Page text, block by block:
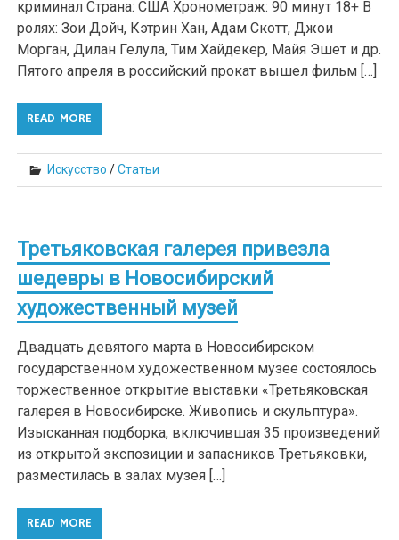
криминал Страна: США Хронометраж: 90 минут 18+ В
ролях: Зои Дойч, Кэтрин Хан, Адам Скотт, Джои
Морган, Дилан Гелула, Тим Хайдекер, Майя Эшет и др.
Пятого апреля в российский прокат вышел фильм […]
READ MORE
Искусство /Статьи
Третьяковская галерея привезла
шедевры в Новосибирский
художественный музей
Двадцать девятого марта в Новосибирском
государственном художественном музее состоялось
торжественное открытие выставки «Третьяковская
галерея в Новосибирске. Живопись и скульптура».
Изысканная подборка, включившая 35 произведений
из открытой экспозиции и запасников Третьяковки,
разместилась в залах музея […]
READ MORE